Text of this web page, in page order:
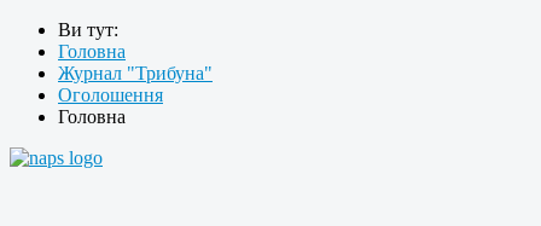
Ви тут:
Головна
Журнал "Трибуна"
Оголошення
Головна